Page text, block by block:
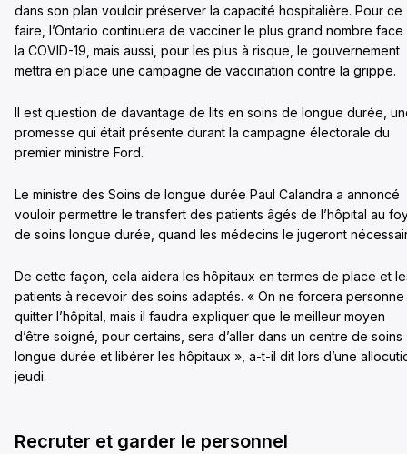
dans son plan vouloir préserver la capacité hospitalière. Pour ce
faire, l’Ontario continuera de vacciner le plus grand nombre face
la COVID-19, mais aussi, pour les plus à risque, le gouvernement
mettra en place une campagne de vaccination contre la grippe.
Il est question de davantage de lits en soins de longue durée,
promesse qui était présente durant la campagne électorale du
premier ministre Ford.
Le ministre des Soins de longue durée Paul Calandra a annoncé
vouloir permettre le transfert des patients âgés de l’hôpital au
de soins longue durée, quand les médecins le jugeront
De cette façon, cela aidera les hôpitaux en termes de place et
patients à recevoir des soins adaptés. « On ne forcera personne
quitter l’hôpital, mais il faudra expliquer que le meilleur moyen
d’être soigné, pour certains, sera d’aller dans un centre de soins
longue durée et libérer les hôpitaux », a-t-il dit lors d’une
jeudi.
Recruter et garder le personnel